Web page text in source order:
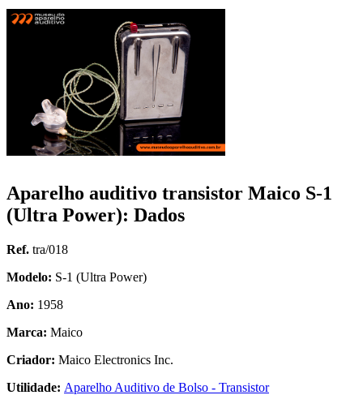
Aparelho auditivo transistor Maico S-1
(Ultra Power): Dados
Ref. tra/018
Modelo: S-1 (Ultra Power)
Ano: 1958
Marca: Maico
Criador: Maico Electronics Inc.
Utilidade: Aparelho Auditivo de Bolso - Transistor